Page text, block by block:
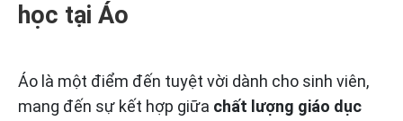
học tại Áo
Áo là một điểm đến tuyệt vời dành cho sinh viên,
mang đến sự kết hợp giữa chất lượng giáo dục